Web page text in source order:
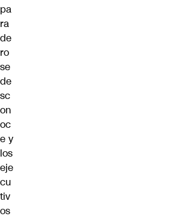
pa
ra
de
ro
se
de
sc
on
oc
e y
los
eje
cu
tiv
os